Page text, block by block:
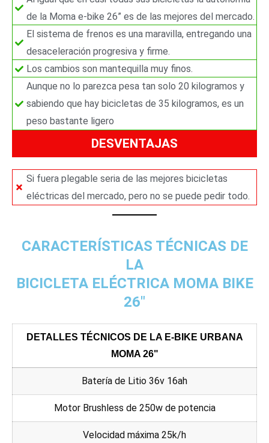
de la Moma e-bike 26” es de las mejores del mercado.
El sistema de frenos es una maravilla, entregando una
desaceleración progresiva y firme.
Los cambios son mantequilla muy finos.
Aunque no lo parezca pesa tan solo 20 kilogramos y
sabiendo que hay bicicletas de 35 kilogramos, es un
peso bastante ligero
DESVENTAJAS
Si fuera plegable seria de las mejores bicicletas
eléctricas del mercado, pero no se puede pedir todo.
CARACTERÍSTICAS TÉCNICAS DE
LA
BICICLETA ELÉCTRICA MOMA BIKE
26"
DETALLES TÉCNICOS DE LA E-BIKE URBANA
MOMA 26"
Batería de Litio 36v 16ah
Motor Brushless de 250w de potencia
Velocidad máxima 25k/h